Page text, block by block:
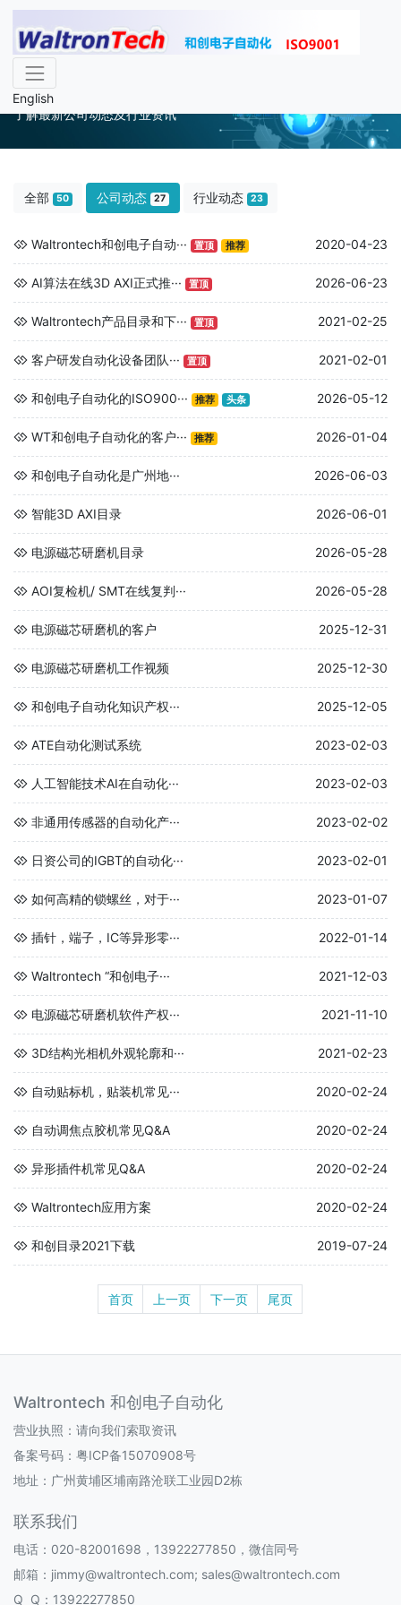
English
公司动态
了解最新公司动态及行业资讯
全部 50 公司动态 27 行业动态 23
Waltrontech和创电子自动··· 置顶 推荐 2020-04-23
AI算法在线3D AXI正式推··· 置顶 2026-06-23
Waltrontech产品目录和下··· 置顶 2021-02-25
客户研发自动化设备团队··· 置顶 2021-02-01
和创电子自动化的ISO900··· 推荐 头条 2026-05-12
WT和创电子自动化的客户··· 推荐 2026-01-04
和创电子自动化是广州地··· 2026-06-03
智能3D AXI目录 2026-06-01
电源磁芯研磨机目录 2026-05-28
AOI复检机/ SMT在线复判··· 2026-05-28
电源磁芯研磨机的客户 2025-12-31
电源磁芯研磨机工作视频 2025-12-30
和创电子自动化知识产权··· 2025-12-05
ATE自动化测试系统 2023-02-03
人工智能技术AI在自动化··· 2023-02-03
非通用传感器的自动化产··· 2023-02-02
日资公司的IGBT的自动化··· 2023-02-01
如何高精的锁螺丝，对于··· 2023-01-07
插针，端子，IC等异形零··· 2022-01-14
Waltrontech “和创电子··· 2021-12-03
电源磁芯研磨机软件产权··· 2021-11-10
3D结构光相机外观轮廓和··· 2021-02-23
自动贴标机，贴装机常见··· 2020-02-24
自动调焦点胶机常见Q&A 2020-02-24
异形插件机常见Q&A 2020-02-24
Waltrontech应用方案 2020-02-24
和创目录2021下载 2019-07-24
首页 上一页 下一页 尾页
Waltrontech 和创电子自动化
营业执照：请向我们索取资讯
备案号码： 粤ICP备15070908号
地址：广州黄埔区埔南路沧联工业园D2栋
联系我们
电话：020-82001698，13922277850，微信同号
邮箱：jimmy@waltrontech.com; sales@waltrontech.com
Q Q：13922277850